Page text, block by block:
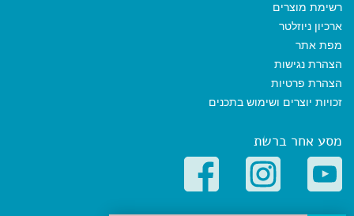
רשימת מוצרים
ארכיון ניוזלטר
מפת אתר
הצהרת נגישות
הצהרת פרטיות
זכויות יוצרים ושימוש בתכנים
מסע אחר ברשת